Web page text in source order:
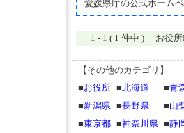
愛媛県庁の公式ホームペ
1 - 1 ( 1 件中 ) お役所
【その他のカテゴリ】
■お役所 ■北海道 ■青
■新潟県 ■長野県 ■山
■東京都 ■神奈川県 ■静